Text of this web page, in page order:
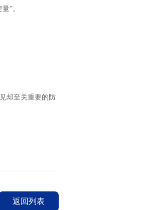
”。
却至关重要的防
返回列表